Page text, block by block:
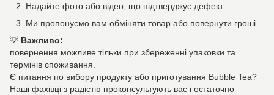
Надайте фото або відео, що підтверджує дефект.
Ми пропонуємо вам обміняти товар або повернути гроші.
💡 Важливо:
повернення можливе тільки при збереженні упаковки та
термінів споживання.
Є питання по вибору продукту або приготування Bubble Tea?
Наші фахівці з радістю проконсультують вас і остаточно